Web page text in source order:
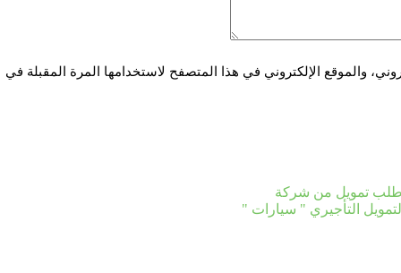
والموقع الإلكتروني في هذا المتصفح لاستخدامها المرة المقبلة في